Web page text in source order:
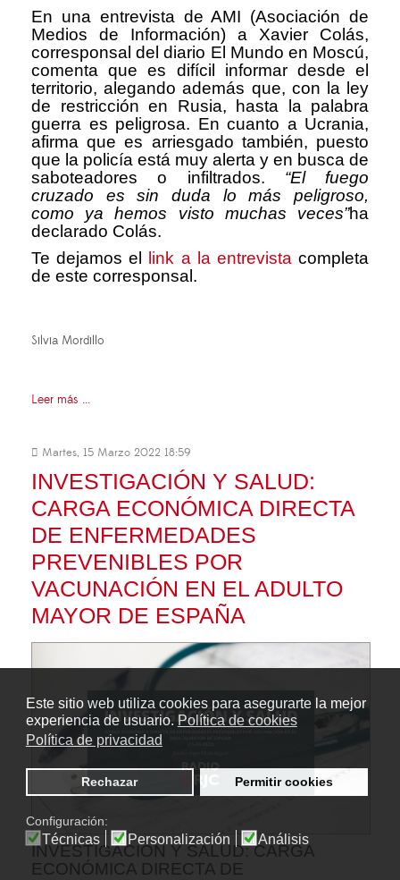
Este sitio web utiliza cookies para asegurarte la mejor
experiencia de usuario. Política de cookies
Política de privacidad
Rechazar Permitir cookies
Configuración:
Técnicas Personalización Análisis
En una entrevista de AMI (Asociación de
Medios de Información) a Xavier Colás,
corresponsal del diario El Mundo en Moscú,
comenta que es difícil informar desde el
territorio, alegando además que, con la ley
de restricción en Rusia, hasta la palabra
guerra es peligrosa. En cuanto a Ucrania,
afirma que es arriesgado también, puesto
que la policía está muy alerta y en busca de
saboteadores o infiltrados. “El fuego
cruzado es sin duda lo más peligroso,
como ya hemos visto muchas veces”ha
declarado Colás.
Te dejamos el
link a la entrevistacompleta
de este corresponsal.
Silvia Mordillo
Leer más ...
Martes, 15 Marzo 2022 18:59
INVESTIGACIÓN Y SALUD:
CARGA ECONÓMICA DIRECTA
DE ENFERMEDADES
PREVENIBLES POR
VACUNACIÓN EN EL ADULTO
MAYOR DE ESPAÑA
INVESTIGACIÓN Y SALUD: CARGA
ECONÓMICA DIRECTA DE